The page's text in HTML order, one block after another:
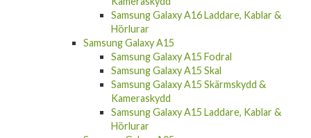
Samsung Galaxy A16
Samsung Galaxy A16 Fodral
Samsung Galaxy A16 Skal
Samsung Galaxy A16 Skärmskydd &
Kameraskydd
Samsung Galaxy A16 Laddare, Kablar &
Hörlurar
Samsung Galaxy A15
Samsung Galaxy A15 Fodral
Samsung Galaxy A15 Skal